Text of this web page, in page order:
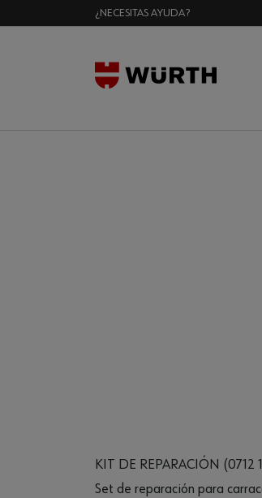
¿NECESITAS AYUDA?
KIT DE REPARACIÓN (0712
Set de reparación para